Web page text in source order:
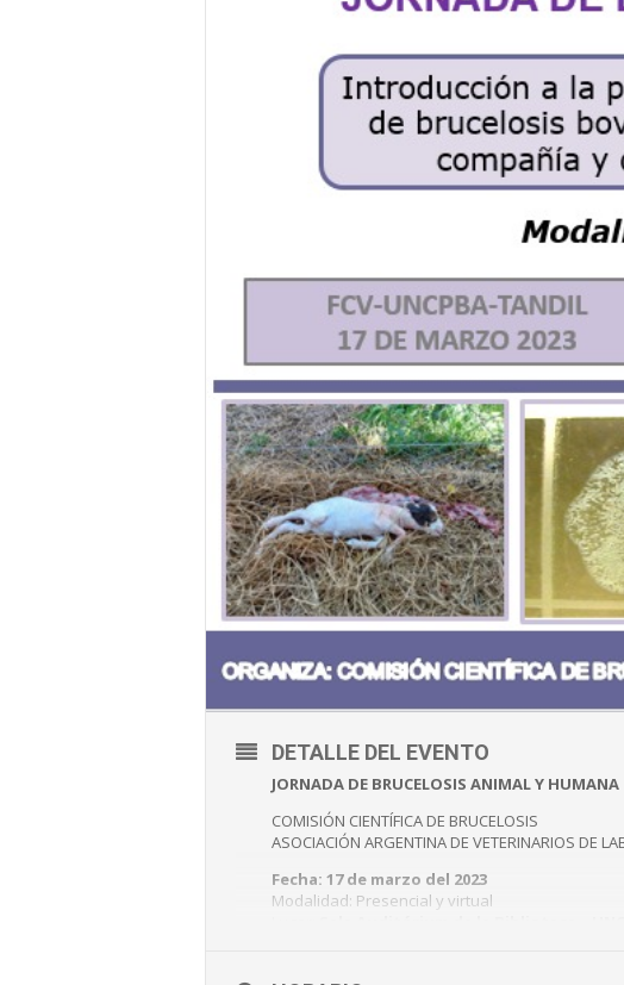
DETALLE DEL EVENTO
JORNADA DE BRUCELOSIS ANIMAL Y HUMANA
COMISIÓN CIENTÍFICA DE BRUCELOSIS
ASOCIACIÓN ARGENTINA DE VETERINARIOS DE
Fecha: 17 de marzo del 2023
Modalidad: Presencial y virtual
No socios: $3000